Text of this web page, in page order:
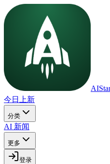
今日上新
分类
AI 新闻
更多
登录